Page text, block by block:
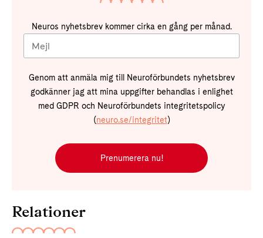
Neuros nyhetsbrev kommer cirka en gång per månad.
Genom att anmäla mig till Neuroförbundets nyhetsbrev
godkänner jag att mina uppgifter behandlas i enlighet
med GDPR och Neuroförbundets integritetspolicy
(neuro.se/integritet)
Prenumerera nu!
Relationer